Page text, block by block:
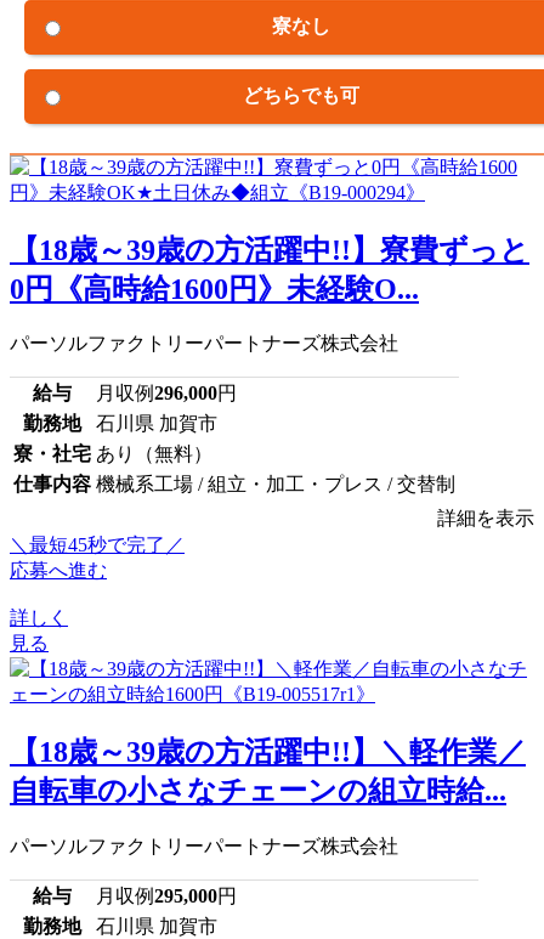
寮なし
どちらでも可
【18歳～39歳の方活躍中!!】寮費ずっと
0円《高時給1600円》未経験O...
パーソルファクトリーパートナーズ株式会社
給与 月収例296,000円
勤務地
石川県 加賀市
寮・社宅 あり（無料）
仕事内容 機械系工場 / 組立・加工・プレス / 交替制
詳細を表示
＼最短45秒で完了／
応募へ進む
詳しく
見る
【18歳～39歳の方活躍中!!】＼軽作業／
自転車の小さなチェーンの組立時給...
パーソルファクトリーパートナーズ株式会社
給与 月収例295,000円
勤務地
石川県 加賀市